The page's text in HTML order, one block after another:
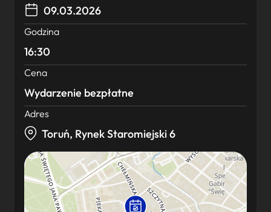
09.03.2026
Godzina
16:30
Cena
Wydarzenie bezpłatne
Adres
Toruń, Rynek Staromiejski 6